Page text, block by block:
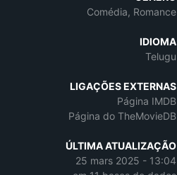
Comédia, Romance
IDIOMA
Telugu
LIGAÇÕES EXTERNAS
Página IMDB
Página do TheMovieDB
ÚLTIMA ATUALIZAÇÃO
25 mars 2025 - 13:04